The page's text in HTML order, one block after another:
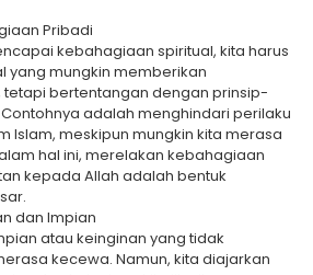
Pribadi
kebahagiaan spiritual, kita harus
yang mungkin memberikan
tetapi bertentangan dengan prinsip-
adalah menghindari perilaku
Islam, meskipun mungkin kita merasa
hal ini, merelakan kebahagiaan
kepada Allah adalah bentuk
dan Impian
atau keinginan yang tidak
kecewa. Namun, kita diajarkan